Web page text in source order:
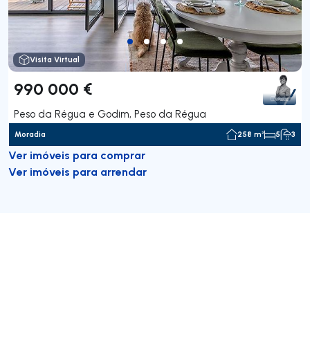
Visita Virtual
990 000 €
Peso da Régua e Godim, Peso da Régua
Moradia 258 m² 5 3
Ver imóveis para comprar
Ver imóveis para arrendar